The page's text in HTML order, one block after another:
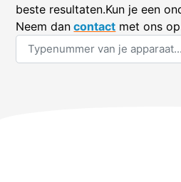
beste resultaten.Kun je een
Neem dan contact met ons